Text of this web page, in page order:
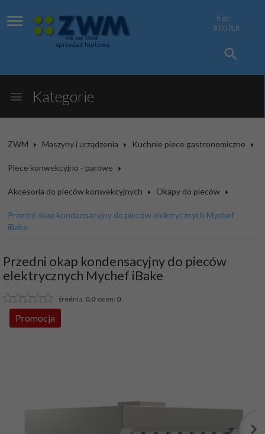
0 szt.
0.00 PLN
Kategorie
ZWM Maszyny i urządzenia Kuchnie piece gastronomiczne
Piece konwekcyjno - parowe
Akcesoria do pieców konwekcyjnych Okapy do pieców
Przedni okap kondensacyjny do pieców elektrycznych Mychef
iBake
Przedni okap kondensacyjny do pieców
elektrycznych Mychef iBake
średnia: 0.0ocen: 0
Promocja